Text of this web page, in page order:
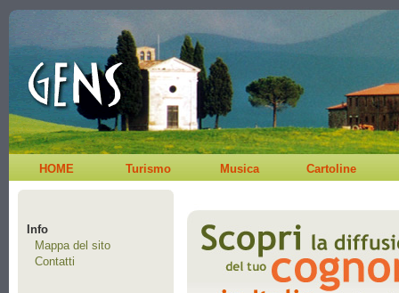
HOME Turismo Musica Cartoline
Info
Mappa del sito
Contatti